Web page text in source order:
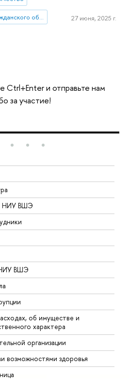
Центр исследований гражданского общества и некоммерческого сектора 27 июня, 2025 г.
Ctrl+Enter и отправьте нам
за участие!
НИУ ВШЭ
ВШЭ
об имуществе и
характера
организации
возможностями здоровья